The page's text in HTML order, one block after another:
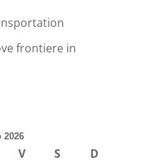
frontiere in
2026
V S
D